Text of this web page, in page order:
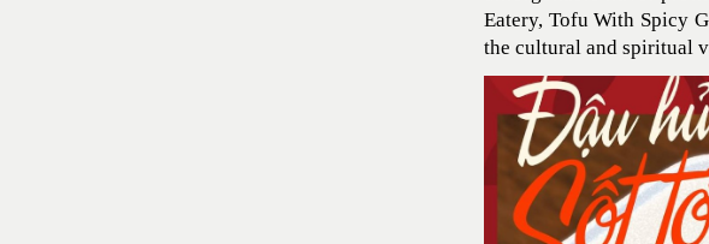
Eatery, Tofu With Spicy
the cultural and spiritual